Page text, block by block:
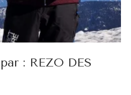
: REZO DES